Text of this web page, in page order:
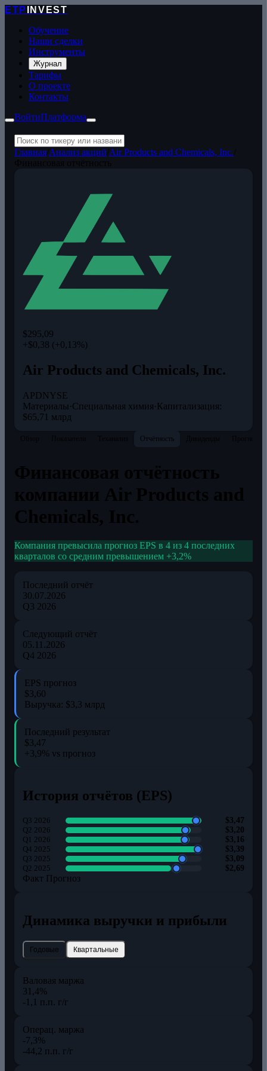
ETP
INVEST
Обучение
Наши сделки
Инструменты
Журнал
Тарифы
О проекте
Контакты
ВойтиПлатформа
Главная Анализ акций Air Products and Chemicals, Inc.
$295,09
+$0,38 (+0,13%)
Air Products and Chemicals, Inc.
APDNYSE
Материалы·Специальная химия·Капитализация:
$65,71 млрд
Отчётность
Компания превысила прогноз EPS в 4 из 4 последних
кварталов со средним превышением +3,2%
Последний отчёт
30.07.2026
Q3 2026
Следующий отчёт
05.11.2026
Q4 2026
EPS прогноз
$3,60
Выручка: $3,3 млрд
Последний результат
$3,47
+3,9% vs прогноз
История отчётов (EPS)
Q3 2026
$3,47
Q2 2026
$3,20
Q1 2026
$3,16
Q4 2025
$3,39
Q3 2025
$3,09
Q2 2025
$2,69
Факт Прогноз
Динамика выручки и прибыли
Годовые Квартальные
Валовая маржа
31,4%
-1,1 п.п. г/г
Операц. маржа
-7,3%
-44,2 п.п. г/г